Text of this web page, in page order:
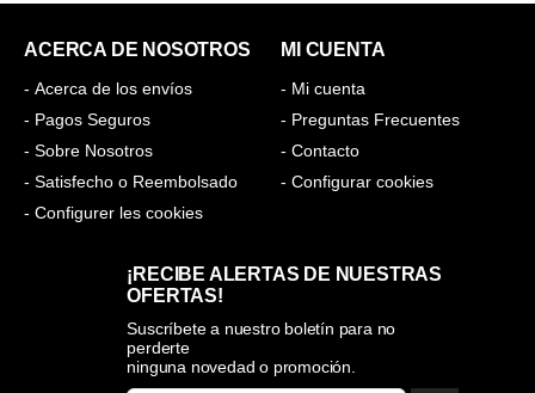
ACERCA DE NOSOTROS
- Acerca de los envíos
- Pagos Seguros
- Sobre Nosotros
- Satisfecho o Reembolsado
- Configurer les cookies
MI CUENTA
- Mi cuenta
- Preguntas Frecuentes
- Contacto
- Configurar cookies
¡RECIBE ALERTAS DE NUESTRAS
OFERTAS!
Suscríbete a nuestro boletín para no
perderte
ninguna novedad o promoción.